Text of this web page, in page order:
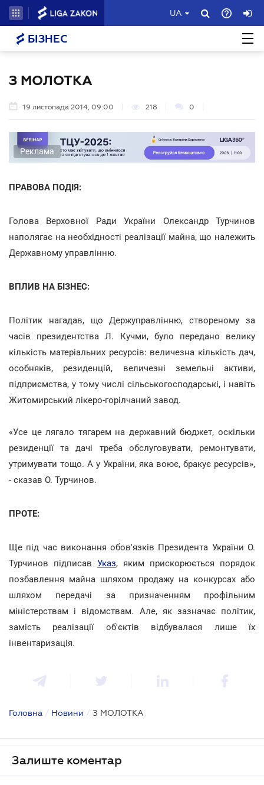
UA
БІЗНЕС
З МОЛОТКА
19 листопада 2014, 09:00 218 0
Реклама
ПРАВОВА ПОДІЯ:
Голова Верховної Ради України Олександр Турчинов
наполягає на необхідності реалізації майна, що належить
Державному управлінню.
ВПЛИВ НА БІЗНЕС:
Політик нагадав, що Держуправлінню, створеному за
часів президентства Л. Кучми, було передано велику
кількість матеріальних ресурсів: величезна кількість дач,
особняків, резиденцій, величезні земельні активи,
підприємства, у тому числі сільськогосподарські, і навіть
Житомирський лікеро-горілчаний завод.
«Усе це лягало тягарем на державний бюджет, оскільки
резиденції та дачі треба обслуговувати, ремонтувати,
утримувати тощо. А у України, яка воює, бракує ресурсів»,
- сказав О. Турчинов.
ПРОТЕ:
Ще під час виконання обов'язків Президента України О.
Турчинов підписав Указ, яким прискорюється порядок
позбавлення майна шляхом продажу на конкурсах або
шляхом передачі за призначенням профільним
міністерствам і відомствам. Але, як зазначає політик,
замість реалізації об'єктів відбувалася лише їх
інвентаризація.
Головна / Новини / З МОЛОТКА
Залиште коментар